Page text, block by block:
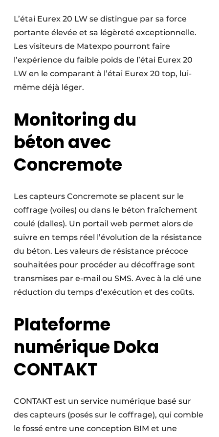
L’étai Eurex 20 LW se distingue par sa force
portante élevée et sa légèreté exceptionnelle.
Les visiteurs de Matexpo pourront faire
l’expérience du faible poids de l’étai Eurex 20
LW en le comparant à l’étai Eurex 20 top, lui-
même déjà léger.
Monitoring du
béton avec
Concremote
Les capteurs Concremote se placent sur le
coffrage (voiles) ou dans le béton fraîchement
coulé (dalles). Un portail web permet alors de
suivre en temps réel l’évolution de la résistance
du béton. Les valeurs de résistance précoce
souhaitées pour procéder au décoffrage sont
transmises par e-mail ou SMS. Avec à la clé une
réduction du temps d’exécution et des coûts.
Plateforme
numérique Doka
CONTAKT
CONTAKT est un service numérique basé sur
des capteurs (posés sur le coffrage), qui comble
le fossé entre une conception BIM et une